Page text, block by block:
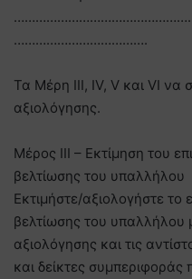
……………………………….
Τα Μέρη ΙΙΙ, IV, V και VI
αξιολόγησης.
Μέρος III – Εκτίμηση του
βελτίωσης του υπαλλήλου
Εκτιμήστε/αξιολογήστε το
βελτίωσης του υπαλλήλου
αξιολόγησης και τις
και δείκτες συμπεριφοράς